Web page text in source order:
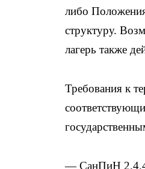
либо
структуру.
лагерь также
Требования к
— СанПиН